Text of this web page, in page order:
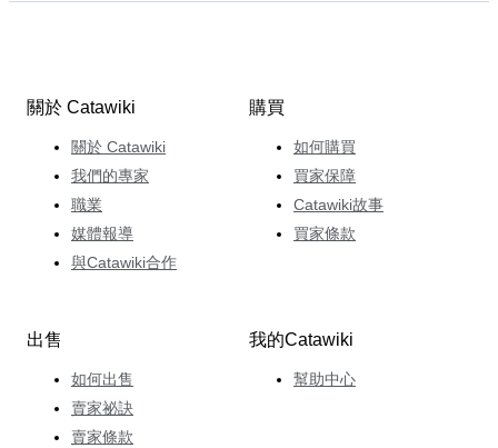
關於 Catawiki
關於 Catawiki
我們的專家
職業
媒體報導
與Catawiki合作
購買
如何購買
買家保障
Catawiki故事
買家條款
出售
如何出售
賣家祕訣
賣家條款
我的Catawiki
幫助中心